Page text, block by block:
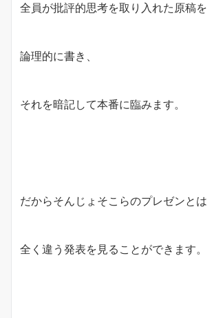
全員が批評的思考を取り入れた原稿を
論理的に書き、
それを暗記して本番に臨みます。
だからそんじょそこらのプレゼンとは
全く違う発表を見ることができます。